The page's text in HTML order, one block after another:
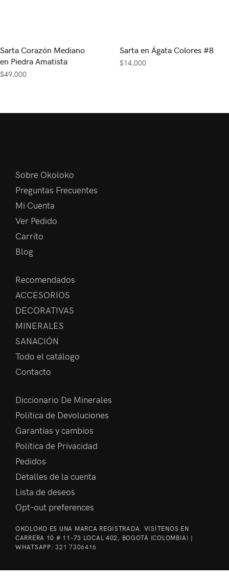
Sarta Corazón Mediano
en Piedra Amatista
$49,000
Sarta en Ágata Colores #8
$14,000
Sobre Okoloko
Preguntas Frecuentes
Mi Cuenta
Ver Pedido
Carrito
Blog
Recomendados
ACCESORIOS
DECORATIVAS
MINERALES
SANACIÓN
Todo el catálogo
Contacto
Diccionario De Minerales
Política de Devoluciones
Garantías y cambios
Política de Privacidad
Pedidos
Detalles de la cuenta
Lista de deseos
Opt-out preferences
OKOLOKO ES UNA MARCA REGISTRADA. VISÍTENOS EN
CARRERA 10 # 11-73 LOCAL 402, BOGOTÁ (COLOMBIA) |
WHATSAPP:321 7306416